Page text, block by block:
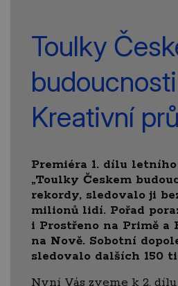
Toulky
Kreativní
Premiéra 1. dílu
„Toulky Českem
rekordy, sledovalo ji
milionů lidí. Pořad
i Prostřeno na Primě a
na Nově. Sobotní
sledovalo dalších 150
Nyní Vás zveme k 2.